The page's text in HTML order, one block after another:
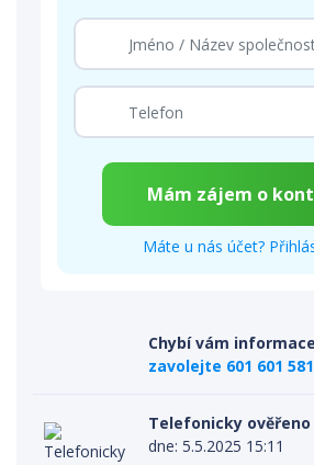
Máte u nás účet?
Chybí vám
zavolejte 601 601 581
Telefonicky ověřeno
dne: 5.5.2025 15:11